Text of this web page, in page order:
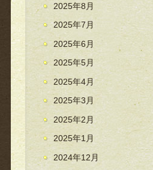
2025年8月
2025年7月
2025年6月
2025年5月
2025年4月
2025年3月
2025年2月
2025年1月
2024年12月